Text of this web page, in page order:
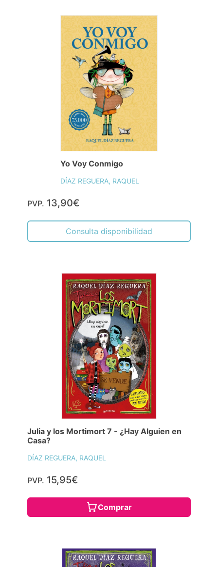
Yo Voy Conmigo
DÍAZ REGUERA, RAQUEL
PVP. 13,90€
Consulta disponibilidad
Julia y los Mortimort 7 - ¿Hay Alguien en
Casa?
DÍAZ REGUERA, RAQUEL
PVP. 15,95€
Comprar